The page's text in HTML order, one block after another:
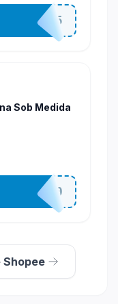
Sob Medida